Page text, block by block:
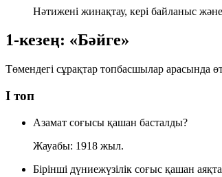
Нәтижені жинақтау, кері байланыс және
1-кезең: «Бәйге»
Төмендегі сұрақтар топбасшылар арасында
I топ
Азамат соғысы қашан басталды?
Жауабы: 1918 жыл.
Бірінші дүниежүзілік соғыс қашан